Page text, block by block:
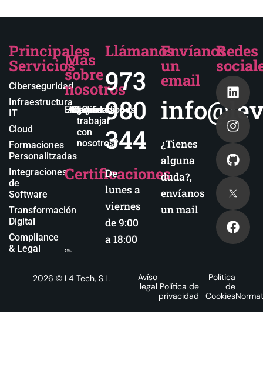
Principales
Servicios
Ciberseguridad
Infraestructura
IT
Cloud
Formaciones
Personalitzadas
Integraciones
de
Software
Transformación
Digital
Compliance
& Legal
Más
sobre
nosotros
Empresa
Actualidad
Blog
Certificaciones
¿Quieres
trabajar
con
nosotros?
Certificaciones
Llámanos
973
980
344
De
lunes a
viernes
de 9:00
a 18:00
Envíanos
un
email
¿Tienes
alguna
duda?,
envíanos
un mail
Redes
2026 © L4 Tech, S.L.
Avíso
legal Política de
privacidad
Política
de
Cookies